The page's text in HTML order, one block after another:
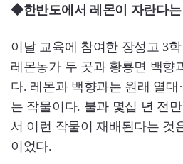
◆한반도에서 레몬이 자란다는
이날 교육에 참여한 장성고 3
레몬농가 두 곳과 황룡면 백향
다. 레몬과 백향과는 원래 열대
는 작물이다. 불과 몇십 년 전
서 이런 작물이 재배된다는 것
이었다.